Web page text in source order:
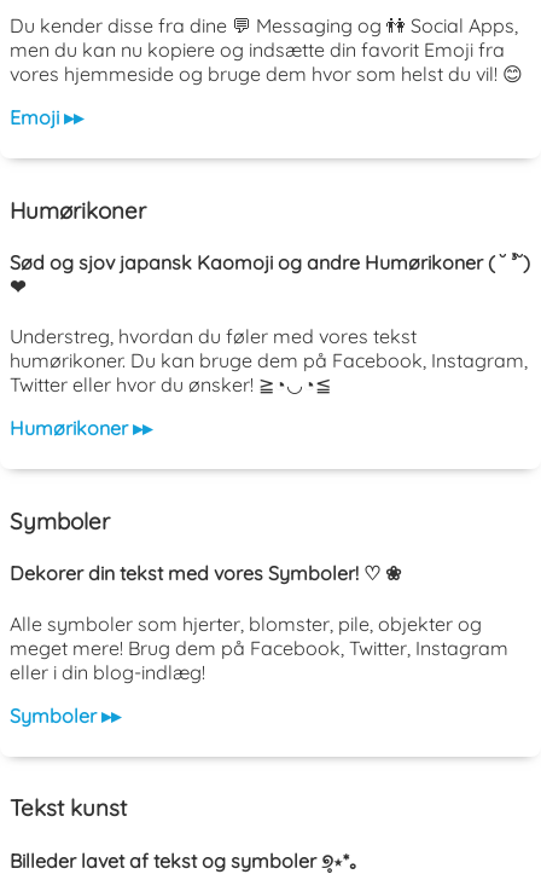
Du kender disse fra dine 💬 Messaging og 👫 Social Apps,
men du kan nu kopiere og indsætte din favorit Emoji fra
vores hjemmeside og bruge dem hvor som helst du vil! 😊
Emoji ▸▸
Humørikoner
Sød og sjov japansk Kaomoji og andre Humørikoner ( ˘ ³˘)
❤
Understreg, hvordan du føler med vores tekst
humørikoner. Du kan bruge dem på Facebook, Instagram,
Twitter eller hvor du ønsker! ≧◔◡◔≦
Humørikoner ▸▸
Symboler
Dekorer din tekst med vores Symboler! ♡ ❀
Alle symboler som hjerter, blomster, pile, objekter og
meget mere! Brug dem på Facebook, Twitter, Instagram
eller i din blog-indlæg!
Symboler ▸▸
Tekst kunst
Billeder lavet af tekst og symboler ୭̥⋆*｡